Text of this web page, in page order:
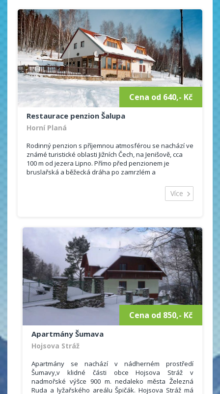
Cena od 640,- Kč
Restaurace penzion Šalupa
Horní Planá
Rodinný penzion s příjemnou atmosférou se nachází ve
známé turistické oblasti Jižních Čech, na Jenišově, cca
100 m od jezera Lipno. Přímo před penzionem je
bruslařská a běžecká dráha po zamrzlém a
Nabízíme Vám ubytování, případně se snídaní nebo
volejbalové kurty, sauna, solárium. V dosahu autem je
plavecký bazén, letní kino, diskotéka, bowling.
Více
Cena od 850,- Kč
Apartmány Šumava
Hojsova Stráž
Apartmány se nachází v nádherném prostředí
Šumavy,v klidné části obce Hojsova Stráž v
nadmořské výšce 900 m. nedaleko města Železná
Ruda a lyžařského areálu Špičák. Hojsova Stráž má